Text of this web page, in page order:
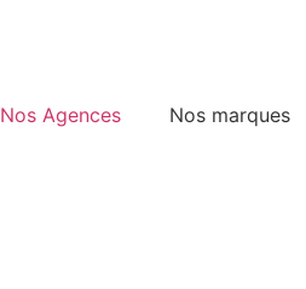
Nos Agences Nos marques